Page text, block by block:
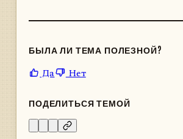
БЫЛА ЛИ ТЕМА ПОЛЕЗНОЙ?
Да Нет
ПОДЕЛИТЬСЯ ТЕМОЙ